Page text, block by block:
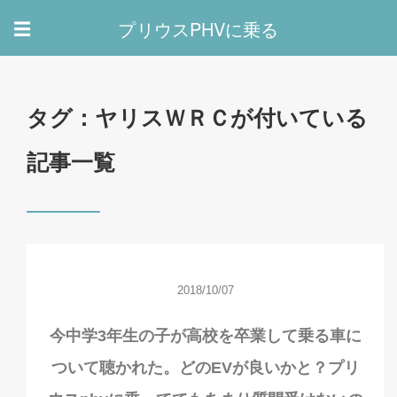
☰ プリウスPHVに乗る
タグ：ヤリスＷＲＣが付いている
記事一覧
2018/10/07
今中学3年生の子が高校を卒業して乗る車に
ついて聴かれた。どのEVが良いかと？プリ